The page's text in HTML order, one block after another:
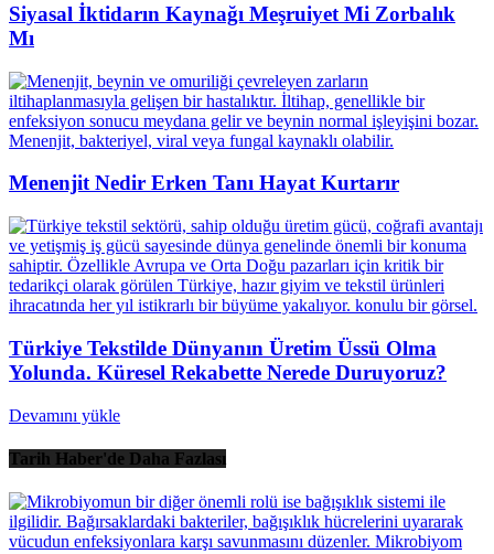
Siyasal İktidarın Kaynağı Meşruiyet Mi Zorbalık
Mı
Menenjit Nedir Erken Tanı Hayat Kurtarır
Türkiye Tekstilde Dünyanın Üretim Üssü Olma
Yolunda. Küresel Rekabette Nerede Duruyoruz?
Devamını yükle
Tarih Haber'de Daha Fazlası